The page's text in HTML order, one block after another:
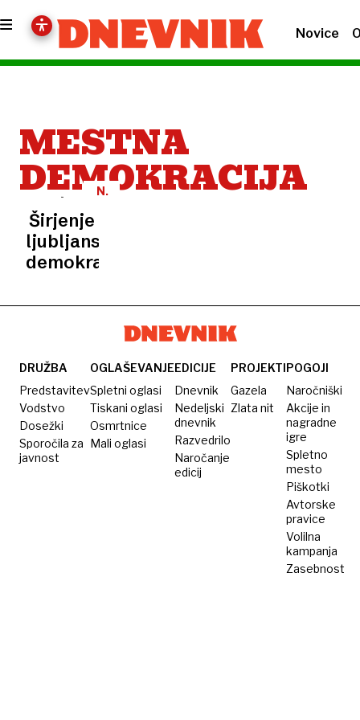
Novice
MESTNA
DEMOKRACIJA
N.
Širjenje
ljubljanske
demokracije
DRUŽBA
Predstavitev
Vodstvo
Dosežki
Sporočila za
javnost
OGLAŠEVANJE
Spletni oglasi
Tiskani oglasi
Osmrtnice
Mali oglasi
EDICIJE
Dnevnik
Nedeljski
dnevnik
Razvedrilo
Naročanje
edicij
PROJEKTI
Gazela
Zlata nit
POGOJI
Naročniški
Akcije in
nagradne
igre
Spletno
mesto
Piškotki
Avtorske
pravice
Volilna
kampanja
Zasebnost